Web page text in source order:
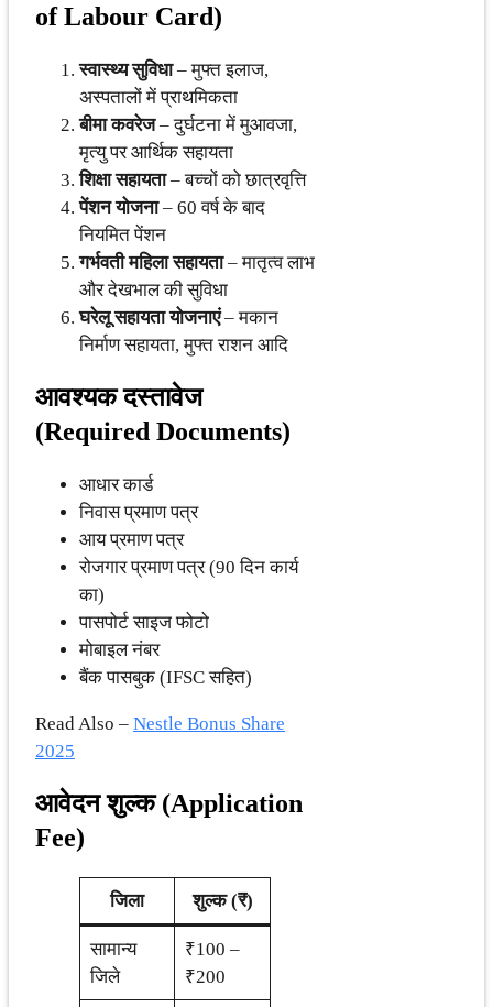
of Labour Card)
स्वास्थ्य सुविधा– मुफ्त इलाज,
अस्पतालों में प्राथमिकता
बीमा कवरेज– दुर्घटना में मुआवजा,
मृत्यु पर आर्थिक सहायता
शिक्षा सहायता– बच्चों को छात्रवृत्ति
पेंशन योजना– 60 वर्ष के बाद
नियमित पेंशन
गर्भवती महिला सहायता– मातृत्व लाभ
और देखभाल की सुविधा
घरेलू सहायता योजनाएं– मकान
निर्माण सहायता, मुफ्त राशन आदि
आवश्यक दस्तावेज
(Required Documents)
आधार कार्ड
निवास प्रमाण पत्र
आय प्रमाण पत्र
रोजगार प्रमाण पत्र (90 दिन कार्य
का)
पासपोर्ट साइज फोटो
मोबाइल नंबर
बैंक पासबुक (IFSC सहित)
Read Also – Nestle Bonus Share
2025
आवेदन शुल्क (Application
Fee)
जिला शुल्क (₹)
सामान्य
जिले
₹100 –
₹200